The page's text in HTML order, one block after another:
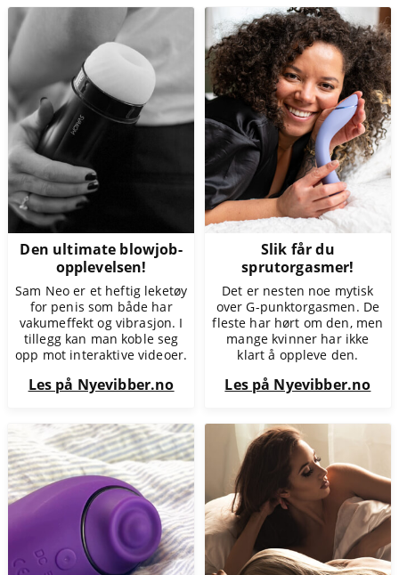
Den ultimate blowjob-
opplevelsen!
Sam Neo er et heftig leketøy
for penis som både har
vakumeffekt og vibrasjon. I
tillegg kan man koble seg
opp mot interaktive videoer.
Les på Nyevibber.no
Slik får du
sprutorgasmer!
Det er nesten noe mytisk
over G-punktorgasmen. De
fleste har hørt om den, men
mange kvinner har ikke
klart å oppleve den.
Les på Nyevibber.no